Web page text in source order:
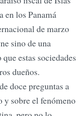
en los Panamá
de marzo
sino de una
estas sociedades
dueños.
doce preguntas a
y sobre el fenómeno